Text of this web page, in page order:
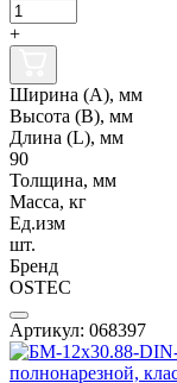
+
Ширина (А), мм
Высота (В), мм
Длина (L), мм
90
Толщина, мм
Масса, кг
Ед.изм
шт.
Бренд
OSTEC
Артикул: 068397